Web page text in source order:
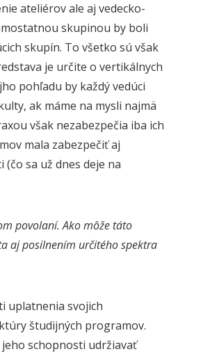
ateliérov ale aj vedecko-
skupinou by boli
skupín. To všetko sú však
je určite o vertikálnych
pohľadu by každý vedúci
ak máme na mysli najmä
však nezabezpečia iba ich
mala zabezpečiť aj
sa už dnes deje na
povolaní. Ako môže táto
aj posilnením určitého spektra
uplatnenia svojich
študijných programov.
schopnosti udržiavať